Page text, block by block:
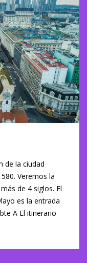
de la ciudad
Veremos la
de 4 siglos. El
es la entrada
A El itinerario